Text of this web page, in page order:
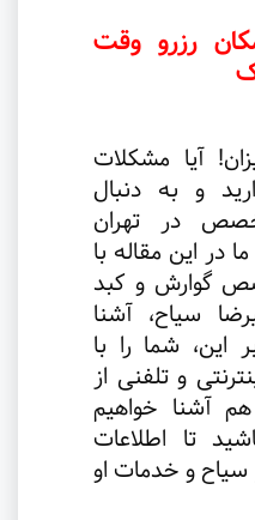
رزرو وقت
آیا مشکلات
و به دنبال
در تهران
در این مقاله با
گوارش و کبد
سیاح، آشنا
این، شما را با
و تلفنی از
آشنا خواهیم
تا اطلاعات
سیاح و خدمات او